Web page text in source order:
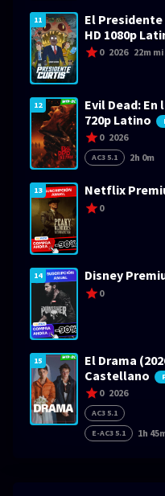
11
El Presidente
HD 1080p
0 2026 22m
12
Evil Dead: En
720p Latino
0 2026
AC3 5.1 2h 0m
13 Netflix
0
14 Disney
0
15
El Drama
Castellano
0 2026
AC3 5.1
E-AC3 5.1
1h